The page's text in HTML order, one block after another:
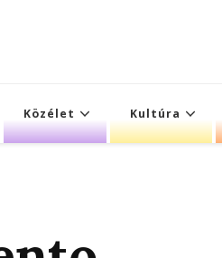
Közélet Kultúra